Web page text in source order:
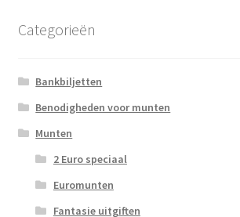
Categorieën
Bankbiljetten
Benodigheden voor munten
Munten
2 Euro speciaal
Euromunten
Fantasie uitgiften